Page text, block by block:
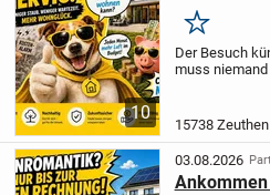
10
Merken
Der Besuch
muss
15738 Zeuthen
03.08.2026